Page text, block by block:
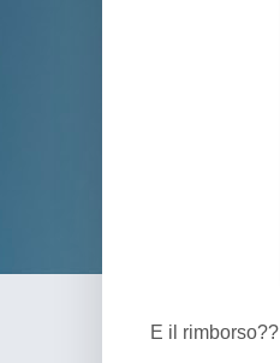
E il rimborso??